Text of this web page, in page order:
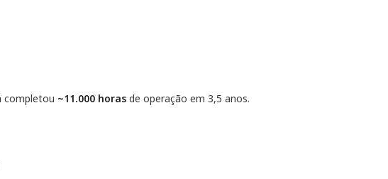
completou ~11.000 horas de operação em 3,5 anos.